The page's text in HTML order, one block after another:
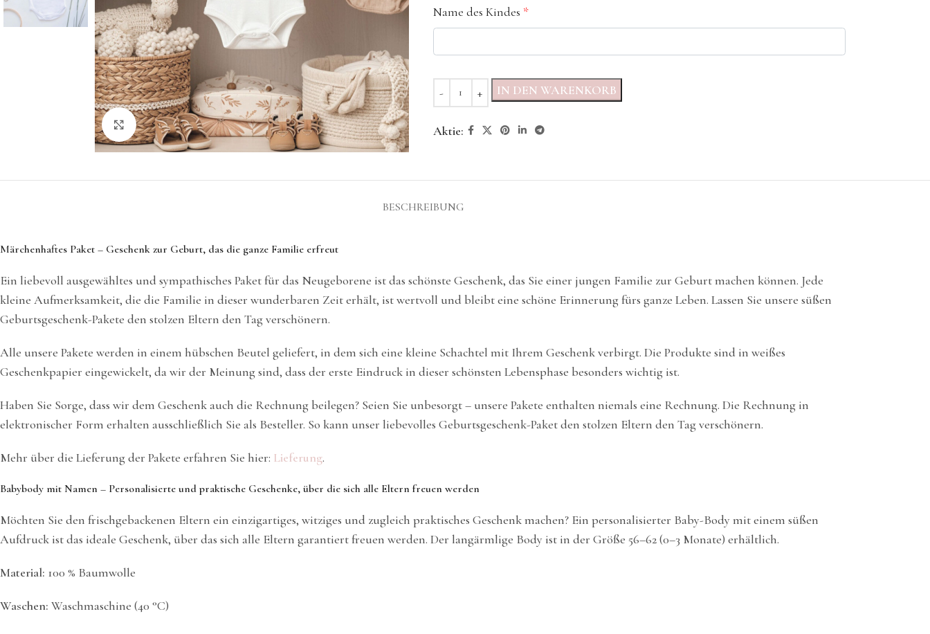
Klicken Sie hier, um zu vergrößern
Name des Kindes *
IN DEN WARENKORB
Aktie:
BESCHREIBUNG
Märchenhaftes Paket – Geschenk zur Geburt, das die ganze Familie erfreut
Ein liebevoll ausgewähltes und sympathisches Paket für das Neugeborene ist das schönste Geschenk, das Sie einer jungen Familie zur Geburt machen können. Jede
kleine Aufmerksamkeit, die die Familie in dieser wunderbaren Zeit erhält, ist wertvoll und bleibt eine schöne Erinnerung fürs ganze Leben. Lassen Sie unsere süßen
Geburtsgeschenk-Pakete den stolzen Eltern den Tag verschönern.
Alle unsere Pakete werden in einem hübschen Beutel geliefert, in dem sich eine kleine Schachtel mit Ihrem Geschenk verbirgt. Die Produkte sind in weißes
Geschenkpapier eingewickelt, da wir der Meinung sind, dass der erste Eindruck in dieser schönsten Lebensphase besonders wichtig ist.
Haben Sie Sorge, dass wir dem Geschenk auch die Rechnung beilegen? Seien Sie unbesorgt – unsere Pakete enthalten niemals eine Rechnung. Die Rechnung in
elektronischer Form erhalten ausschließlich Sie als Besteller. So kann unser liebevolles Geburtsgeschenk-Paket den stolzen Eltern den Tag verschönern.
Mehr über die Lieferung der Pakete erfahren Sie hier: Lieferung.
Babybody mit Namen – Personalisierte und praktische Geschenke, über die sich alle Eltern freuen werden
Möchten Sie den frischgebackenen Eltern ein einzigartiges, witziges und zugleich praktisches Geschenk machen? Ein personalisierter Baby-Body mit einem süßen
Aufdruck ist das ideale Geschenk, über das sich alle Eltern garantiert freuen werden. Der langärmlige Body ist in der Größe 56–62 (0–3 Monate) erhältlich.
Material: 100 % Baumwolle
Waschen: Waschmaschine (40 °C)